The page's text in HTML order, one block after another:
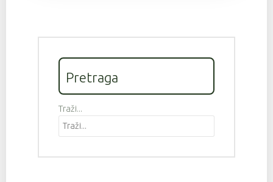
Pretraga
Traži...